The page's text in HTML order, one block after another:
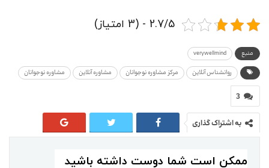
2.7/5 - (3 امتیاز)
منبع verywellmind
روانشناس آنلاین مرکز مشاوره نوجوانان مشاوره آنلاین مشاوره نوجوانان
3
به اشتراک گذاری
ممکن است شما دوست داشته باشید